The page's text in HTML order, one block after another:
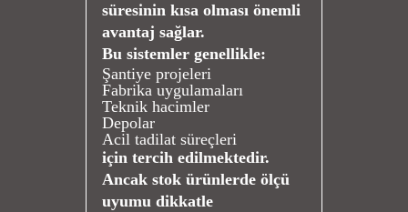
süresinin kısa olması önemli
avantaj sağlar.
Bu sistemler genellikle:
Şantiye projeleri
Fabrika uygulamaları
Teknik hacimler
Depolar
Acil tadilat süreçleri
için tercih edilmektedir.
Ancak stok ürünlerde ölçü
uyumu dikkatle